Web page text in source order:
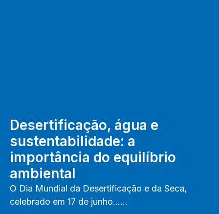
Desertificação, água e
sustentabilidade: a
importância do equilíbrio
ambiental
O Dia Mundial da Desertificação e da Seca,
celebrado em 17 de junho……